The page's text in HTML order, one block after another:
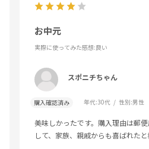
お中元
実際に使ってみた感想:良い
スポニチちゃん
購入確認済み 年代:30代 性別:男性
美味しかったです。購入理由は郵
して、家族、親戚からも喜ばれたと